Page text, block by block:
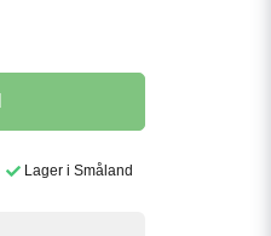
Lager i Småland